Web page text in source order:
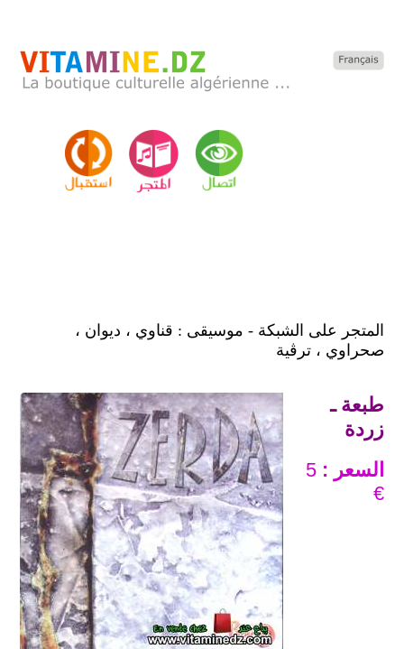
المتجر على الشبكة - موسيقى : قناوي ، ديوان ،
صحراوي ، ترڨية
طبعة ـ
زردة
السعر : 5
€